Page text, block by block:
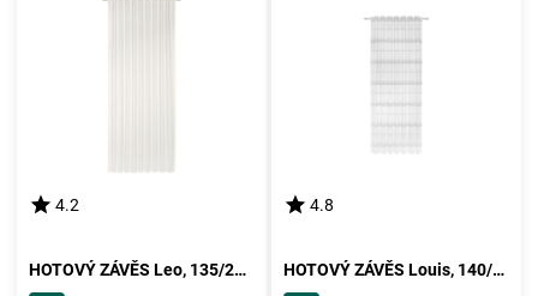
4.2
HOTOVÝ ZÁVĚS Leo, 135/255cm, Přírodní
4.8
HOTOVÝ ZÁVĚS Louis, 140/245 Cm